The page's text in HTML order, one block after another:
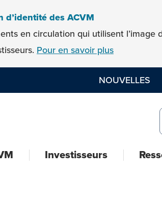
des ACVM
en circulation qui utilisent l’image
Pour en savoir plus
NOUVELLES
Investisseurs